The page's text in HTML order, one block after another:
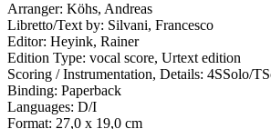
Arranger: Köhs, Andreas
Libretto/Text by: Silvani, Francesco
Editor: Heyink, Rainer
Edition Type: vocal score, Urtext edition
Scoring / Instrumentation, Details: 4SSolo/
Binding: Paperback
Languages: D/I
Format: 27,0 x 19,0 cm